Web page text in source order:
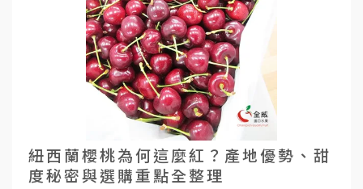
紐西蘭櫻桃為何這麼紅？產地優勢、甜
度秘密與選購重點全整理